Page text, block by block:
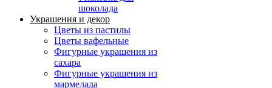
шоколада
Украшения и декор
Цветы из пастилы
Цветы вафельные
Фигурные украшения из
сахара
Фигурные украшения из
мармелада